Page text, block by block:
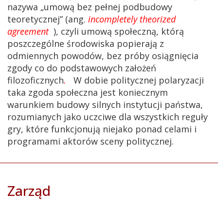
nazywa „umową bez pełnej podbudowy
teoretycznej” (ang. incompletely theorized
agreement ), czyli umową społeczną, którą
poszczególne środowiska popierają z
odmiennych powodów, bez próby osiągnięcia
zgody co do podstawowych założeń
filozoficznych.
W dobie politycznej polaryzacji
taka zgoda społeczna jest koniecznym
warunkiem budowy silnych instytucji państwa,
rozumianych jako uczciwe dla wszystkich reguły
gry, które funkcjonują niejako ponad celami i
programami aktorów sceny politycznej.
Zarząd